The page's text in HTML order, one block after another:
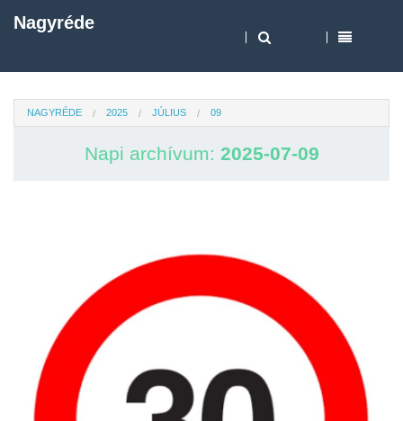
Nagyréde
NAGYRÉDE 2025 JÚLIUS 09
Napi archívum: 2025-07-09